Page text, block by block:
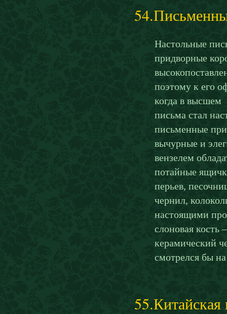
Настольные
придворные
поэтому к его
когда в высшем
письма стал
письменные
вычурные и
вензелем
потайные
перьев,
чернил,
настоящими
слоновая кость
керамический
смотрелся бы